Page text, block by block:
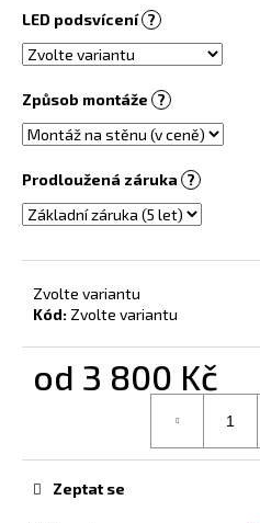
LED podsvícení ?
Způsob montáže ?
Prodloužená záruka ?
Zvolte variantu
Kód: Zvolte variantu
od 3 800 Kč
Zeptat se
3
Kč